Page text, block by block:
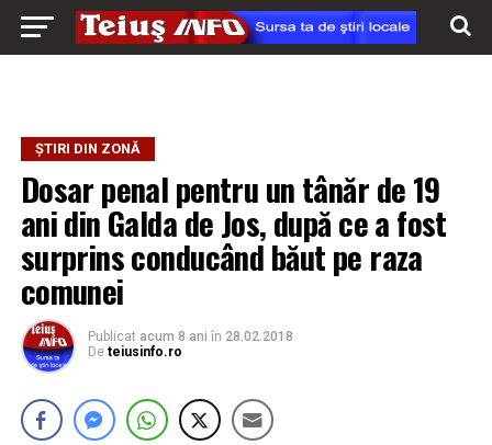
ȘTIRI DIN ZONĂ
Dosar penal pentru un tânăr de 19
ani din Galda de Jos, după ce a fost
surprins conducând băut pe raza
comunei
Publicat acum 8 ani în 28.02.2018
De teiusinfo.ro